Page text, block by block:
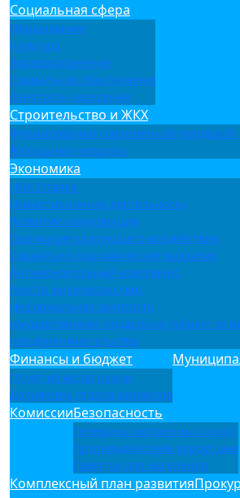
Социальная сфера
Образование
Культура
Здравоохранение
Социальное обеспечение
Занятость населения
Строительство и ЖКХ
Формирование современной городской
Жилищные вопросы
Экономика
НПА Отдела
Инвестиционная деятельность
Развитие конкуренции
Оценка регулирующего воздействия
Социально-экономическое развитие
Антимонопольный комплаенс
Реестр физических лиц
Неформальная занятость
имущественная поддержка субъектов
предпринимательства
Финансы и бюджет
Отчет об исполнении
Документы отдела финансов
КомиссииБезопасность
Телефоны экстренных служб
Противодействие коррупции
Памятки для населения
Комплексный план развития